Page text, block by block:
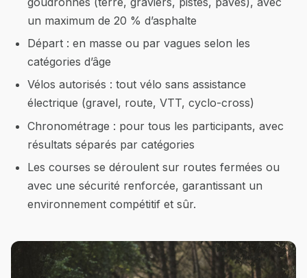
un maximum de 20 % d’asphalte
Départ : en masse ou par vagues selon les
catégories d’âge
Vélos autorisés : tout vélo sans assistance
électrique (gravel, route, VTT, cyclo-cross)
Chronométrage : pour tous les participants, avec
résultats séparés par catégories
Les courses se déroulent sur routes fermées ou
avec une sécurité renforcée, garantissant un
environnement compétitif et sûr.